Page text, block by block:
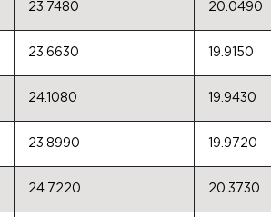
23.7480 20.0490
23.6630 19.9150
24.1080 19.9430
23.8990 19.9720
24.7220 20.3730